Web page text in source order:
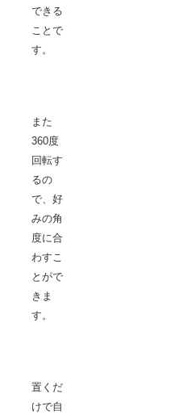
できる
ことで
す。
また
360度
回転す
るの
で、好
みの角
度に合
わすこ
とがで
きま
す。
置くだ
けで自